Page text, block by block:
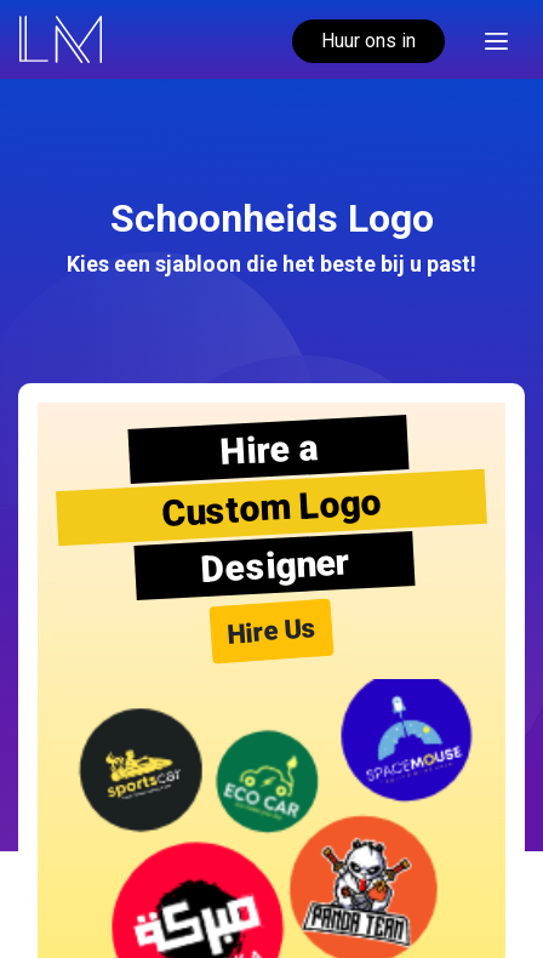
Huur ons in
Schoonheids Logo
Kies een sjabloon die het beste bij u past!
Hire a
Custom Logo
Designer
Hire Us